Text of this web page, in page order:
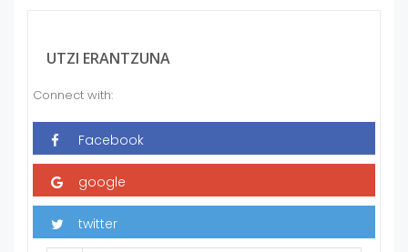
UTZI ERANTZUNA
Connect with: